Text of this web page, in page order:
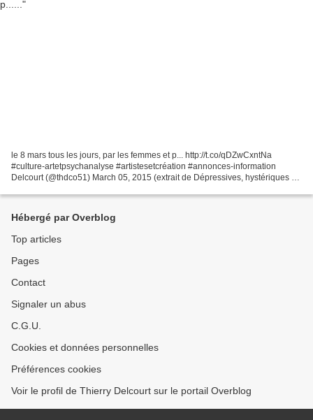
le 8 mars tous les jours, par les femmes et p... http://t.co/qDZwCxntNa
#culture-artetpsychanalyse #artistesetcréation #annonces-information
Delcourt (@thdco51) March 05, 2015 (extrait de Dépressives, hystériques ou
Hébergé par Overblog
Top articles
Pages
Contact
Signaler un abus
C.G.U.
Cookies et données personnelles
Préférences cookies
Voir le profil de Thierry Delcourt sur le portail Overblog